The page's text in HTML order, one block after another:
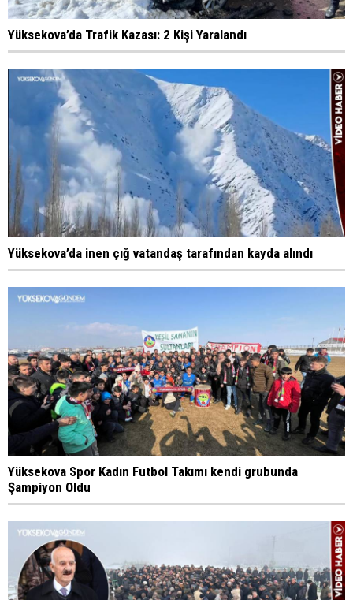
Yüksekova’da Trafik Kazası: 2 Kişi Yaralandı
Yüksekova’da inen çığ vatandaş tarafından kayda alındı
Yüksekova Spor Kadın Futbol Takımı kendi grubunda
Şampiyon Oldu